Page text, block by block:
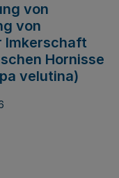
von
von
Imkerschaft
Hornisse
velutina)